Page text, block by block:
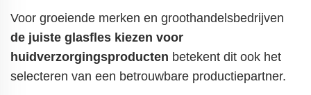
Voor groeiende merken en groothandelsbedrijven
de juiste glasfles kiezen voor
huidverzorgingsproducten betekent dit ook het
selecteren van een betrouwbare productiepartner.